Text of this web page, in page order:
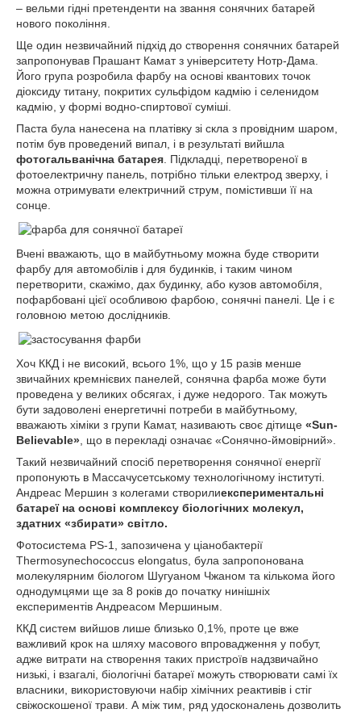
– вельми гідні претенденти на звання сонячних батарей
нового покоління.
Ще один незвичайний підхід до створення сонячних батарей
запропонував Прашант Камат з університету Нотр-Дама.
Його група розробила фарбу на основі квантових точок
діоксиду титану, покритих сульфідом кадмію і селенидом
кадмію, у формі водно-спиртової суміші.
Паста була нанесена на платівку зі скла з провідним шаром,
потім був проведений випал, і в результаті вийшла
фотогальванічна батарея . Підкладці, перетвореної в
фотоелектричну панель, потрібно тільки електрод зверху, і
можна отримувати електричний струм, помістивши її на
сонце.
Вчені вважають, що в майбутньому можна буде створити
фарбу для автомобілів і для будинків, і таким чином
перетворити, скажімо, дах будинку, або кузов автомобіля,
пофарбовані цієї особливою фарбою, сонячні панелі. Це і є
головною метою дослідників.
Хоч ККД і не високий, всього 1%, що у 15 разів менше
звичайних кремнієвих панелей, сонячна фарба може бути
проведена у великих обсягах, і дуже недорого. Так можуть
бути задоволені енергетичні потреби в майбутньому,
вважають хіміки з групи Камат, називають своє дітище «Sun-
Believable» , що в перекладі означає «Сонячно-ймовірний».
Такий незвичайний спосіб перетворення сонячної енергії
пропонують в Массачусетському технологічному інституті.
Андреас Мершин з колегами створилиекспериментальні
батареї на основі комплексу біологічних молекул,
здатних «збирати» світло.
Фотосистема PS-1, запозичена у ціанобактерії
Thermosynechococcus elongatus, була запропонована
молекулярним біологом Шугуаном Чжаном та кількома його
однодумцями ще за 8 років до початку нинішніх
експериментів Андреасом Мершиным.
ККД систем вийшов лише близько 0,1%, проте це вже
важливий крок на шляху масового впровадження у побут,
адже витрати на створення таких пристроїв надзвичайно
низькі, і взагалі, біологічні батареї можуть створювати самі їх
власники, використовуючи набір хімічних реактивів і стіг
свіжоскошеної трави. А між тим, ряд удосконалень дозволить